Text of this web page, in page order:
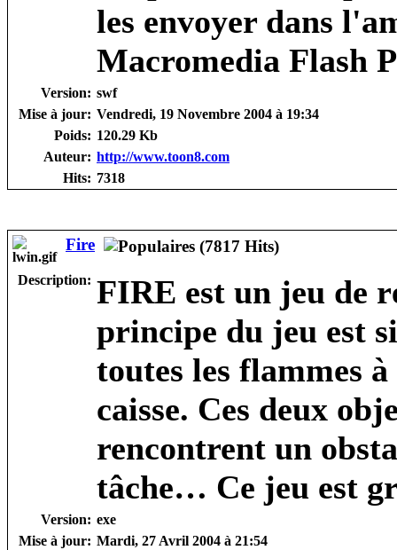
les envoyer dans
Macromedia Flash
Version: swf
Mise à jour: Vendredi, 19 Novembre 2004 à 19:34
Poids: 120.29 Kb
Auteur: http://www.toon8.com
Hits: 7318
Fire
Description: FIRE est un jeu de
principe du jeu est
toutes les flammes
caisse. Ces deux
rencontrent un
tâche… Ce jeu est
Version: exe
Mise à jour: Mardi, 27 Avril 2004 à 21:54